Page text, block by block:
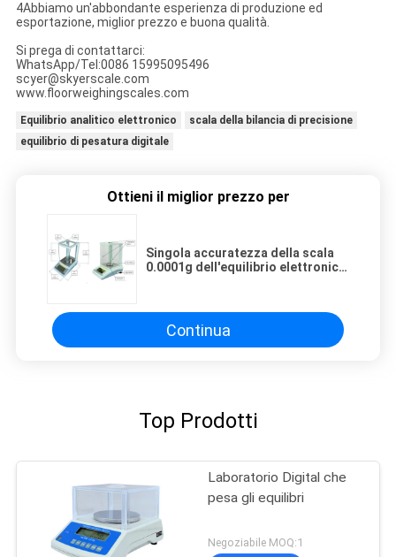
4Abbiamo un'abbondante esperienza di produzione ed
esportazione, miglior prezzo e buona qualità.
Si prega di contattarci:
WhatsApp/Tel:0086 15995095496
scyer@skyerscale.com
www.floorweighingscales.com
Equilibrio analitico elettronico
scala della bilancia di precisione
equilibrio di pesatura digitale
Ottieni il miglior prezzo per
Singola accuratezza della scala
0.0001g dell'equilibrio elettronico
Continua
Top Prodotti
Laboratorio Digital che
pesa gli equilibri
Negoziabile MOQ:1